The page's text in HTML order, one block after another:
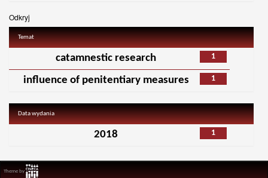
Odkryj
Temat
1
catamnestic research
1
influence of penitentiary measures
Data wydania
1
2018
Theme by